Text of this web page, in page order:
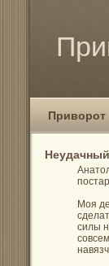
Приворот
Моя
силы